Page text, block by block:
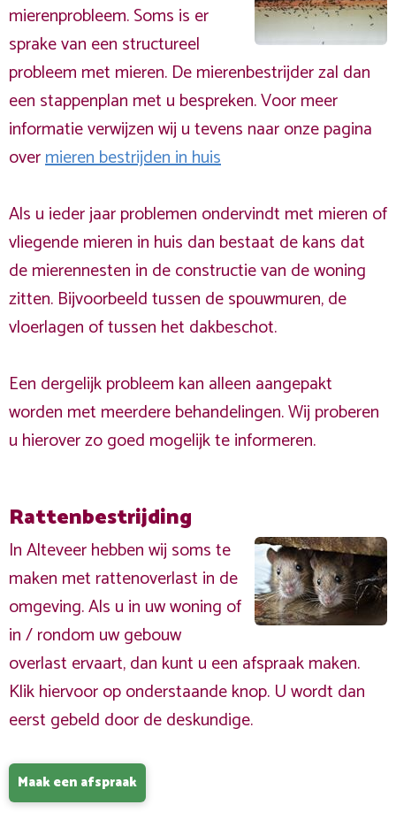
mierenprobleem. Soms is er
sprake van een structureel
probleem met mieren. De mierenbestrijder zal dan
een stappenplan met u bespreken. Voor meer
informatie verwijzen wij u tevens naar onze pagina
overmieren bestrijden in huis
Als u ieder jaar problemen ondervindt met mieren of
vliegende mieren in huis dan bestaat de kans dat
de mierennesten in de constructie van de woning
zitten. Bijvoorbeeld tussen de spouwmuren, de
vloerlagen of tussen het dakbeschot.
Een dergelijk probleem kan alleen aangepakt
worden met meerdere behandelingen. Wij proberen
u hierover zo goed mogelijk te informeren.
Rattenbestrijding
In Alteveer hebben wij soms te
maken met rattenoverlast in de
omgeving. Als u in uw woning of
in / rondom uw gebouw
overlast ervaart, dan kunt u een afspraak maken.
Klik hiervoor op onderstaande knop. U wordt dan
eerst gebeld door de deskundige.
Maak een afspraak